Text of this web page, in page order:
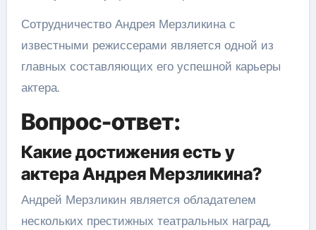
Сотрудничество Андрея Мерзликина с
известными режиссерами является одной из
главных составляющих его успешной карьеры
актера.
Вопрос-ответ:
Какие достижения есть у
актера Андрея Мерзликина?
Андрей Мерзликин является обладателем
нескольких престижных театральных наград,